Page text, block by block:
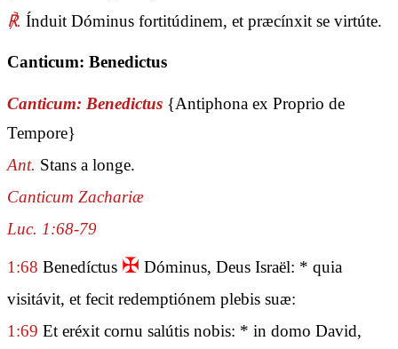
℟. Índuit Dóminus fortitúdinem, et præcínxit se virtúte.
Canticum: Benedictus
Canticum: Benedictus {Antiphona ex Proprio de
Tempore}
Ant. Stans a longe.
Canticum Zachariæ
Luc. 1:68-79
1:68 Benedíctus ✠ Dóminus, Deus Israël: * quia
visitávit, et fecit redemptiónem plebis suæ:
1:69 Et eréxit cornu salútis nobis: * in domo David,